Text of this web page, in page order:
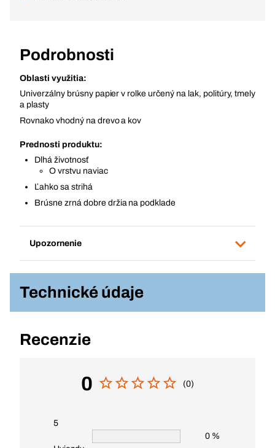
Podrobnosti
Oblasti využitia:
Univerzálny brúsny papier v rolke určený na lak, politúry, tmely
a plasty
Rovnako vhodný na drevo a kov
Prednosti produktu:
Dlhá životnosť
O vrstvu naviac
Ľahko sa strihá
Brúsne zrná dobre držia na podklade
Upozornenie
Technické údaje
Recenzie
0 (0)
5
0 %